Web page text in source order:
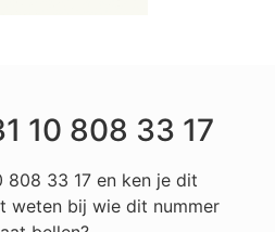
10 808 33 17
808 33 17 en ken je dit
weten bij wie dit nummer